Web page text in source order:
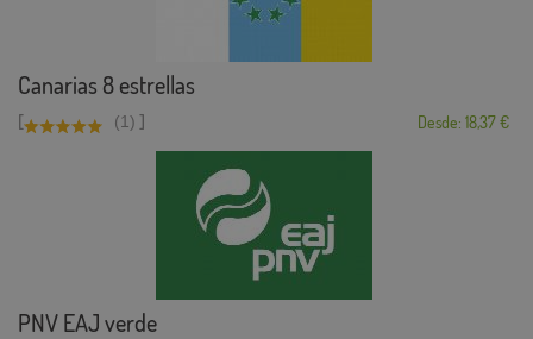
Canarias 8 estrellas
[ (1) ] Desde: 18,37 €
PNV EAJ verde